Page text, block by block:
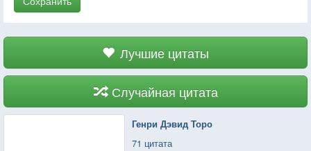
Лучшие цитаты
Случайная цитата
Генри Дэвид Торо
71 цитата